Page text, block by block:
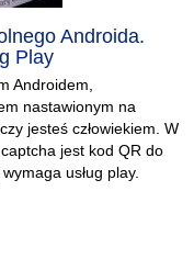
Androida.
Play
Androidem,
nastawionym na
jesteś człowiekiem. W
jest kod QR do
usług play.